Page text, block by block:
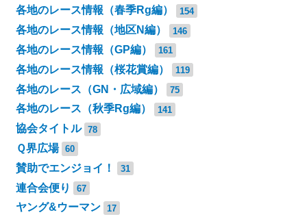
各地のレース情報（春季Rg編） 154
各地のレース情報（地区N編） 146
各地のレース情報（GP編） 161
各地のレース情報（桜花賞編） 119
各地のレース（GN・広域編） 75
各地のレース（秋季Rg編） 141
協会タイトル 78
Ｑ界広場 60
賛助でエンジョイ！ 31
連合会便り 67
ヤング&ウーマン 17